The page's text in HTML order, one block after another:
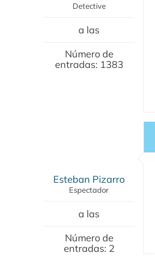
Detective
a las
Número de
entradas: 1383
Esteban Pizarro
Espectador
a las
Número de
entradas: 2